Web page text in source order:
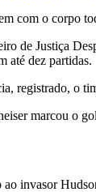
com o corpo
de Justiça
até dez partidas.
registrado, o
marcou o
invasor